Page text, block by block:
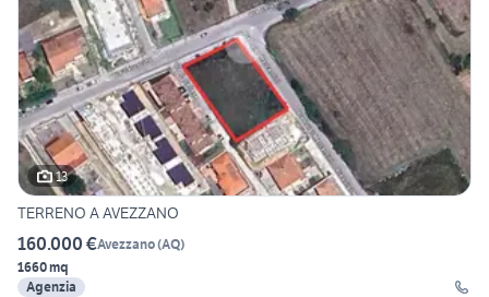
13
TERRENO A AVEZZANO
160.000 €Avezzano(AQ)
1660 mq
Agenzia